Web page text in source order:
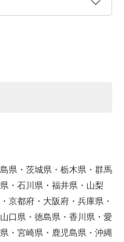
県・茨城県・栃木県・群馬
・石川県・福井県・山梨
京都府・大阪府・兵庫県・
口県・徳島県・香川県・愛
・宮崎県・鹿児島県・沖縄